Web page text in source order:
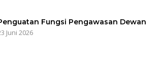
Fungsi Pengawasan Dewan
Juni 2026